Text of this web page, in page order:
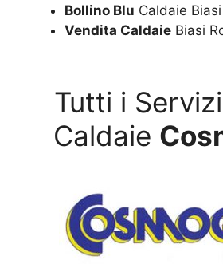
Bollino Blu Caldaie
Vendita Caldaie Biasi
Tutti i
Caldaie